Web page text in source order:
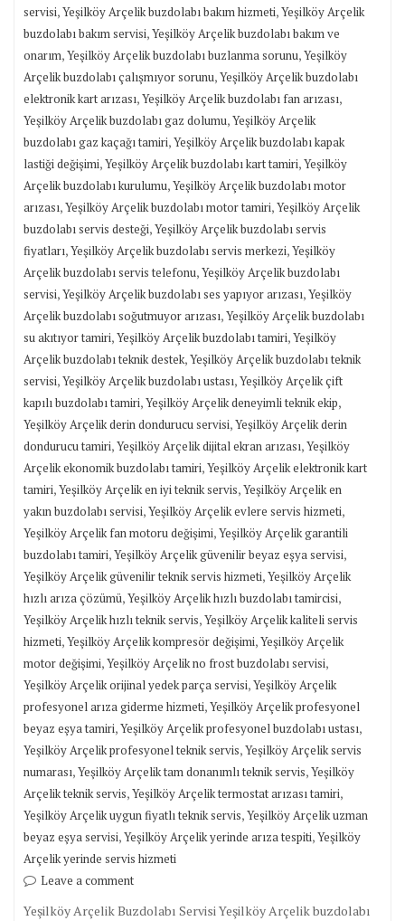
servisi,Yeşilköy Arçelik buzdolabı bakım hizmeti,Yeşilköy Arçelik
buzdolabı bakım servisi,Yeşilköy Arçelik buzdolabı bakım ve
onarım,Yeşilköy Arçelik buzdolabı buzlanma sorunu,Yeşilköy
Arçelik buzdolabı çalışmıyor sorunu,Yeşilköy Arçelik buzdolabı
elektronik kart arızası,Yeşilköy Arçelik buzdolabı fan arızası,
Yeşilköy Arçelik buzdolabı gaz dolumu,Yeşilköy Arçelik
buzdolabı gaz kaçağı tamiri,Yeşilköy Arçelik buzdolabı kapak
lastiği değişimi,Yeşilköy Arçelik buzdolabı kart tamiri,Yeşilköy
Arçelik buzdolabı kurulumu,Yeşilköy Arçelik buzdolabı motor
arızası,Yeşilköy Arçelik buzdolabı motor tamiri,Yeşilköy Arçelik
buzdolabı servis desteği,Yeşilköy Arçelik buzdolabı servis
fiyatları,Yeşilköy Arçelik buzdolabı servis merkezi,Yeşilköy
Arçelik buzdolabı servis telefonu,Yeşilköy Arçelik buzdolabı
servisi,Yeşilköy Arçelik buzdolabı ses yapıyor arızası,Yeşilköy
Arçelik buzdolabı soğutmuyor arızası,Yeşilköy Arçelik buzdolabı
su akıtıyor tamiri,Yeşilköy Arçelik buzdolabı tamiri,Yeşilköy
Arçelik buzdolabı teknik destek,Yeşilköy Arçelik buzdolabı teknik
servisi,Yeşilköy Arçelik buzdolabı ustası,Yeşilköy Arçelik çift
kapılı buzdolabı tamiri,Yeşilköy Arçelik deneyimli teknik ekip,
Yeşilköy Arçelik derin dondurucu servisi,Yeşilköy Arçelik derin
dondurucu tamiri,Yeşilköy Arçelik dijital ekran arızası,Yeşilköy
Arçelik ekonomik buzdolabı tamiri,Yeşilköy Arçelik elektronik kart
tamiri,Yeşilköy Arçelik en iyi teknik servis,Yeşilköy Arçelik en
yakın buzdolabı servisi,Yeşilköy Arçelik evlere servis hizmeti,
Yeşilköy Arçelik fan motoru değişimi,Yeşilköy Arçelik garantili
buzdolabı tamiri,Yeşilköy Arçelik güvenilir beyaz eşya servisi,
Yeşilköy Arçelik güvenilir teknik servis hizmeti,Yeşilköy Arçelik
hızlı arıza çözümü,Yeşilköy Arçelik hızlı buzdolabı tamircisi,
Yeşilköy Arçelik hızlı teknik servis,Yeşilköy Arçelik kaliteli servis
hizmeti,Yeşilköy Arçelik kompresör değişimi,Yeşilköy Arçelik
motor değişimi,Yeşilköy Arçelik no frost buzdolabı servisi,
Yeşilköy Arçelik orijinal yedek parça servisi,Yeşilköy Arçelik
profesyonel arıza giderme hizmeti,Yeşilköy Arçelik profesyonel
beyaz eşya tamiri,Yeşilköy Arçelik profesyonel buzdolabı ustası,
Yeşilköy Arçelik profesyonel teknik servis,Yeşilköy Arçelik servis
numarası,Yeşilköy Arçelik tam donanımlı teknik servis,Yeşilköy
Arçelik teknik servis,Yeşilköy Arçelik termostat arızası tamiri,
Yeşilköy Arçelik uygun fiyatlı teknik servis,Yeşilköy Arçelik uzman
beyaz eşya servisi,Yeşilköy Arçelik yerinde arıza tespiti,Yeşilköy
Arçelik yerinde servis hizmeti
Leave a comment
Yeşilköy Arçelik Buzdolabı Servisi Yeşilköy Arçelik buzdolabı